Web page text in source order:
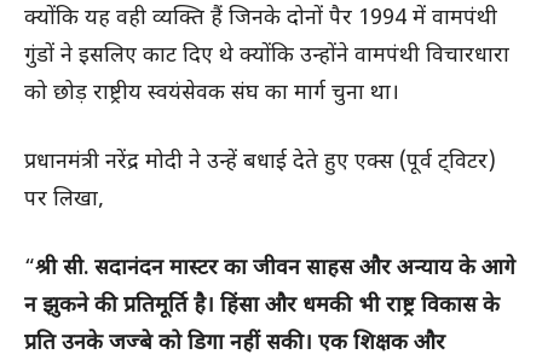
क्योंकि यह वही व्यक्ति हैं जिनके दोनों पैर 1994 में वामपंथी
गुंडों ने इसलिए काट दिए थे क्योंकि उन्होंने वामपंथी विचारधारा
को छोड़ राष्ट्रीय स्वयंसेवक संघ का मार्ग चुना था।
प्रधानमंत्री नरेंद्र मोदी ने उन्हें बधाई देते हुए एक्स (पूर्व ट्विटर)
पर लिखा,
“श्री सी. सदानंदन मास्टर का जीवन साहस और अन्याय के आगे
न झुकने की प्रतिमूर्ति है। हिंसा और धमकी भी राष्ट्र विकास के
प्रति उनके जज्बे को डिगा नहीं सकी। एक शिक्षक और